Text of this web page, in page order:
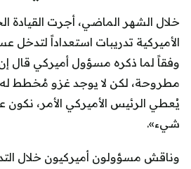
خلال الشهر الماضي، أجرت القيادة
الأميركية تدريبات استعداداً
وفقاً لما ذكره مسؤول أميركي قال
مطروحة، لكن لا يوجد غزو مُخطط
يُعطي الرئيس الأميركي الأمر، نكون
شيء».
وناقش مسؤولون أميركيون خلال